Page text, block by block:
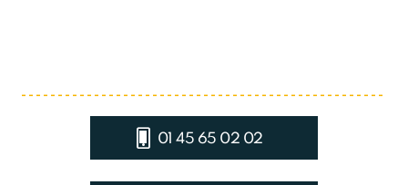
01 45 65 02 02